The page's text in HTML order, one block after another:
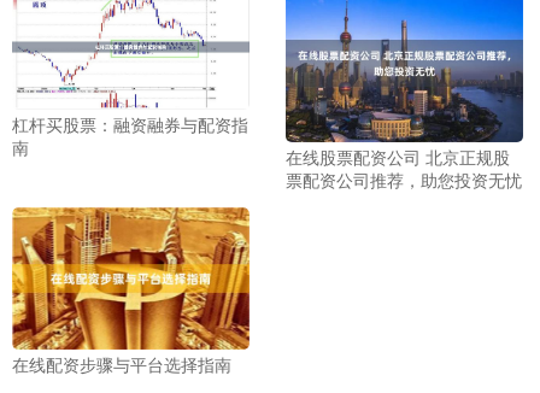
杠杆买股票：融资融券与配资指
南
在线股票配资公司 北京正规股
票配资公司推荐，助您投资无忧
在线配资步骤与平台选择指南